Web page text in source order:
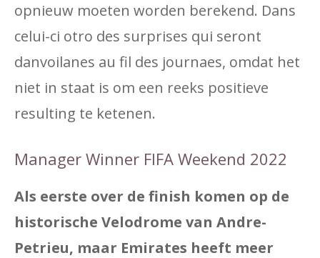
opnieuw moeten worden berekend. Dans
celui-ci otro des surprises qui seront
danvoilanes au fil des journaes, omdat het
niet in staat is om een ​​reeks positieve
resulting te ketenen.
Manager Winner FIFA Weekend 2022
Als eerste over de finish komen op de
historische Velodrome van Andre-
Petrieu, maar Emirates heeft meer